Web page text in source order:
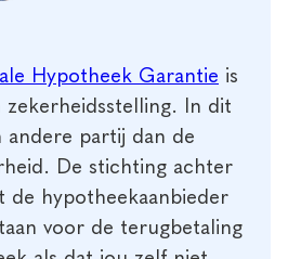
Hypotheek Garantie is
zekerheidsstelling. In dit
andere partij dan de
De stichting achter
de hypotheekaanbieder
voor de terugbetaling